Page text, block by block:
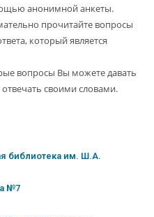
анонимной анкеты.
прочитайте вопросы
который является
вопросы Вы можете давать
своими словами.
библиотека им. Ш.А.
№7